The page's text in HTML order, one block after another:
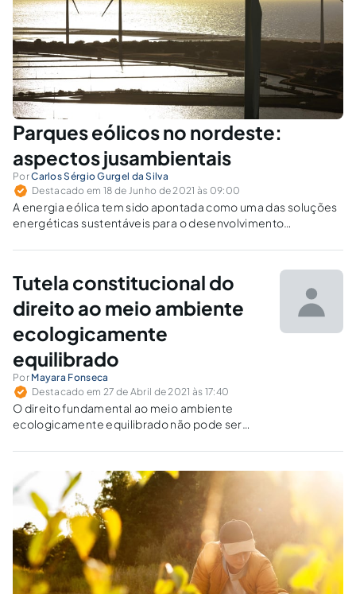
Parques eólicos no nordeste:
aspectos jusambientais
PorCarlos Sérgio Gurgel da Silva
Destacado em 18 de Junho de 2021 às 09:00
A energia eólica tem sido apontada como uma das soluções
energéticas sustentáveis para o desenvolvimento
aspectos positivos e negativos da implantação de parques
Tutela constitucional do
direito ao meio ambiente
ecologicamente
equilibrado
Por Mayara Fonseca
Destacado em 27 de Abril de 2021 às 17:40
O direito fundamental ao meio ambiente
ecologicamente equilibrado não pode ser
dispositivos constitucionais ainda não
possuem lei regulamentadora, pois sua tutela
é indispensável para manter uma vida sadia e
digna.